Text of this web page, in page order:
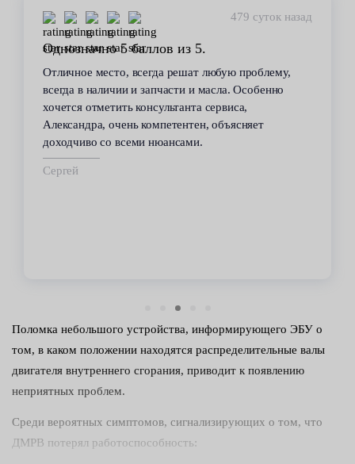
479 суток назад
Однозначно 5 баллов из 5.
Отличное место, всегда решат любую проблему,
всегда в наличии и запчасти и масла. Особенно
хочется отметить консультанта сервиса,
Александра, очень компетентен, объясняет
доходчиво со всеми нюансами.
Сергей
Поломка небольшого устройства, информирующего ЭБУ о
том, в каком положении находятся распределительные валы
двигателя внутреннего сгорания, приводит к появлению
неприятных проблем.
Среди вероятных симптомов, сигнализирующих о том, что
ДМРВ потерял работоспособность: